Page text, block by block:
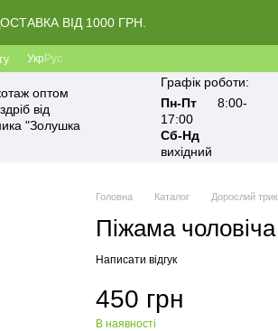
ВІД 1000 ГРН.
Укр Рус
Графік роботи:
Пн-Пт
8:00-
17:00
Сб-Нд
вихідний
Головна Каталог Дорослий
Піжама
Написати відгук
450 грн
В наявності